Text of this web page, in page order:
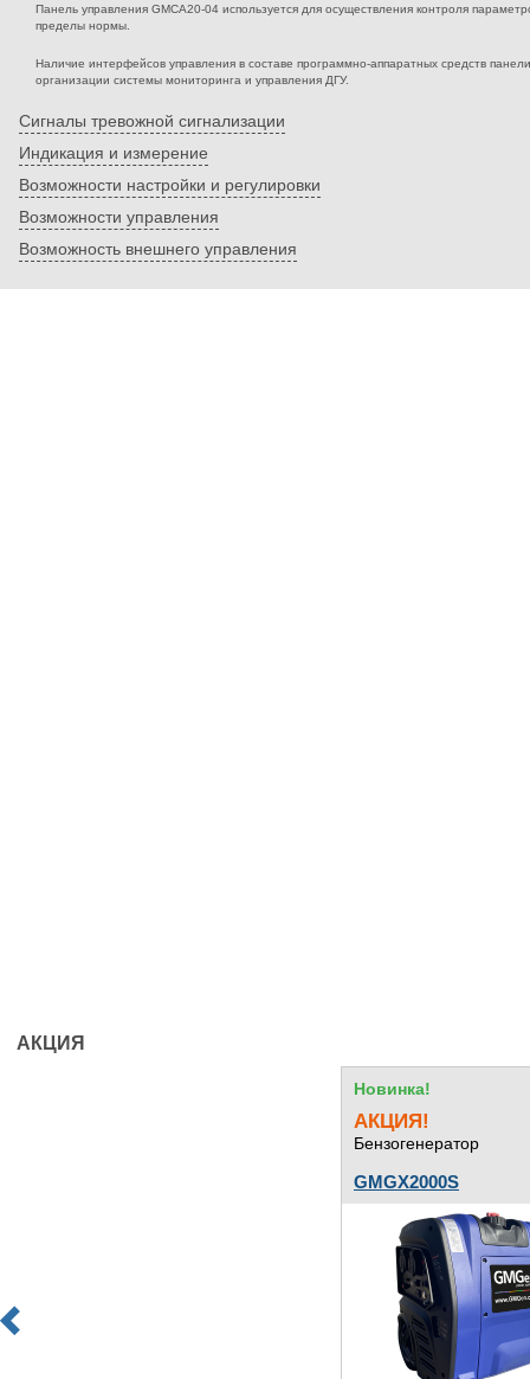
Панель управления GMCA20-04 используется для осуществления контроля
пределы нормы.
Наличие интерфейсов управления в составе программно-аппаратных средств
организации системы мониторинга и управления ДГУ.
Сигналы тревожной сигнализации
Индикация и измерение
Возможности настройки и регулировки
Возможности управления
Возможность внешнего управления
АКЦИЯ
Новинка!
АКЦИЯ!
Бензогенератор
GMGX2000S